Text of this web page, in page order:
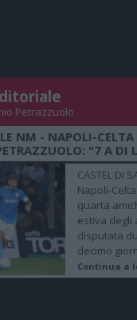
Petrazzuolo
NM - NAPOLI-
"7 A DI
CASTEL DI
Napoli-Celta
quarta
estiva degli
disputata
decimo
Continua a